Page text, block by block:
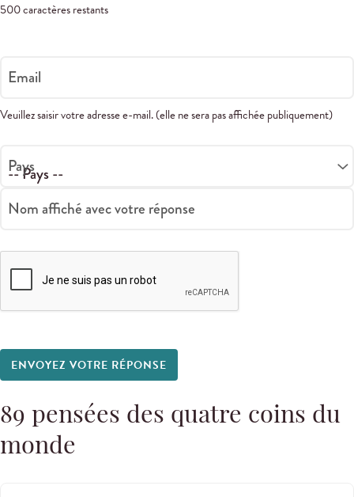
500 caractères restants
Email
Veuillez saisir votre adresse e-mail. (elle ne sera pas affichée publiquement)
Pays
Nom affiché avec votre réponse
ENVOYEZ VOTRE RÉPONSE
89 pensées des quatre coins du
monde